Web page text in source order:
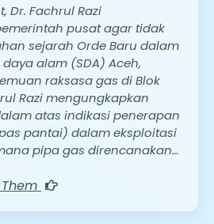
Dr. Fachrul Razi
pusat agar tidak
sejarah Orde Baru dalam
alam (SDA) Aceh,
raksasa gas di Blok
Razi mengungkapkan
atas indikasi penerapan
pantai) dalam eksploitasi
pipa gas direncanakan…